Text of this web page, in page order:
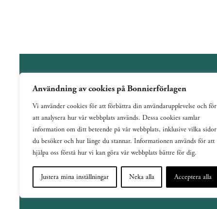
Användning av cookies på Bonnierförlagen
Vi använder cookies för att förbättra din användarupplevelse och för
att analysera hur vår webbplats används. Dessa cookies samlar
information om ditt beteende på vår webbplats, inklusive vilka sidor
du besöker och hur länge du stannar. Informationen används för att
hjälpa oss förstå hur vi kan göra vår webbplats bättre för dig.
Justera mina inställningar Neka alla Acceptera alla
verksamt sedan 1884. Vi har en bred och varierad
utgivning med ett tydligt fokus på skönlitteratur inom
de flesta genrer.